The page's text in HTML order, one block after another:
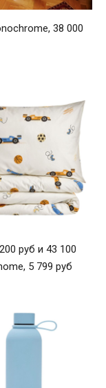
38 000
руб и 43 100
5 799 руб